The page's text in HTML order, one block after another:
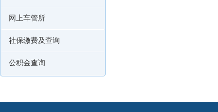
网上车管所
社保缴费及查询
公积金查询